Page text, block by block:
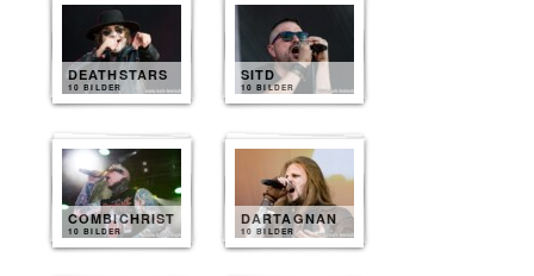
DEATHSTARS
10 BILDER
SITD
10 BILDER
COMBICHRIST
10 BILDER
DARTAGNAN
10 BILDER